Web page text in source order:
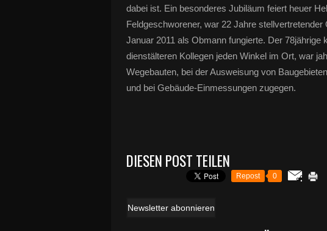
dabei ist. Ein besonderes Jubiläum feiert heuer
Feldgeschworener, war 22 Jahre
Januar 2011 als Obmann fungierte. Der 78jährige
dienstälteren Kollegen jeden Winkel im Ort, war
Wegebauten, bei der Ausweisung von
und bei Gebäude-Einmessungen zugegen.
DIESEN POST TEILEN
Repost 0
Newsletter abonnieren